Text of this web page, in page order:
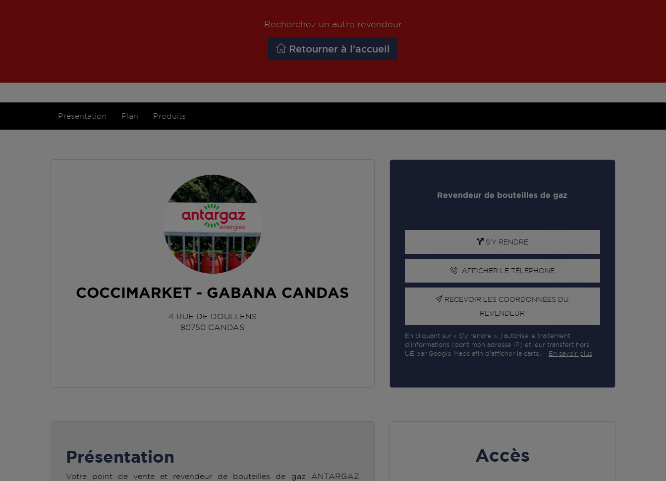
Recherchez un autre revendeur
Retourner à l'accueil
Présentation Plan Produits
COCCIMARKET - GABANA CANDAS
4 RUE DE DOULLENS
80750 CANDAS
Revendeur de bouteilles de gaz
S'Y RENDRE
AFFICHER LE TÉLÉPHONE
RECEVOIR LES COORDONNÉES DU
REVENDEUR
En cliquant sur « S’y rendre », j’autorise le traitement
d’informations (dont mon adresse IP) et leur transfert hors
UE par Google Maps afin d’afficher la carte.
En savoir plus
Accès
Présentation
Votre point de vente et revendeur de bouteilles de gaz ANTARGAZ